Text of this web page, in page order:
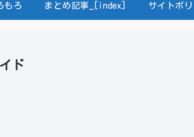
もろ まとめ記事_[index] サイトポ
ド